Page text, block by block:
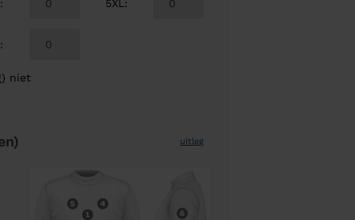
:
:
5XL :
niet
uitleg